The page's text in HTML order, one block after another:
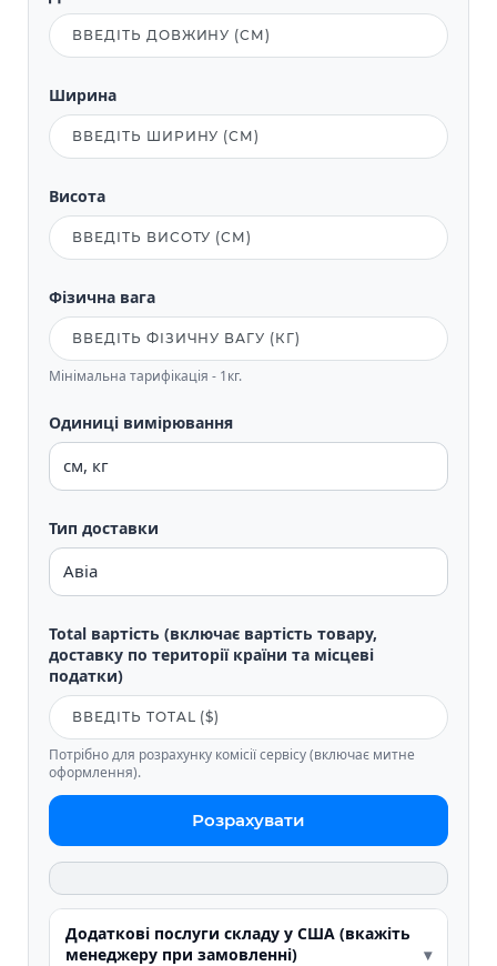
Ширина
Висота
Фізична вага
Мінімальна тарифікація - 1кг.
Одиниці вимірювання
Тип доставки
Total вартість (включає вартість товару,
доставку по території країни та місцеві
податки)
Потрібно для розрахунку комісії сервісу (включає митне
оформлення).
Розрахувати
Додаткові послуги складу у США (вкажіть
менеджеру при замовленні)